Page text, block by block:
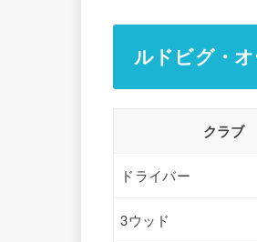
ルドビグ・
クラブ
ドライバー
3ウッド